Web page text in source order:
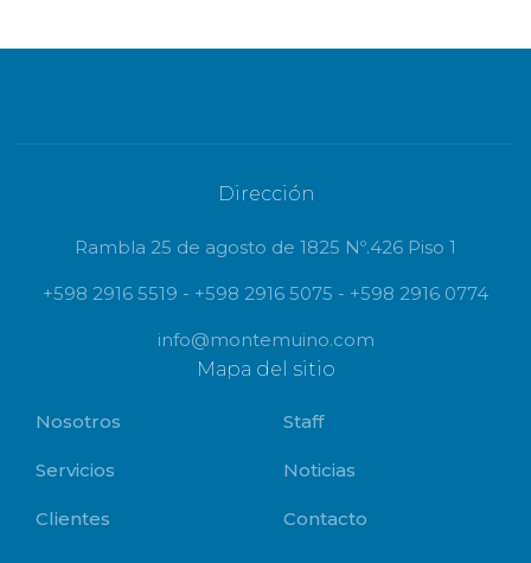
Dirección
Rambla 25 de agosto de 1825 Nº.426 Piso 1
+598 2916 5519 - +598 2916 5075 - +598 2916 0774
info@montemuino.com
Mapa del sitio
Nosotros Staff
Servicios Noticias
Clientes Contacto